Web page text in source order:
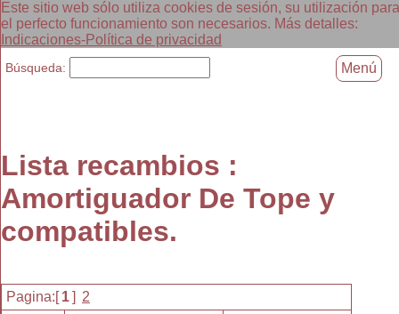
Este sitio web sólo utiliza cookies de sesión, su utilización para
el perfecto funcionamiento son necesarios. Más detalles:
Indicaciones-Política de privacidad
Lista recambios :
Amortiguador De Tope y
compatibles.
Pagina:[ 1] 2
Búsqueda: Menú